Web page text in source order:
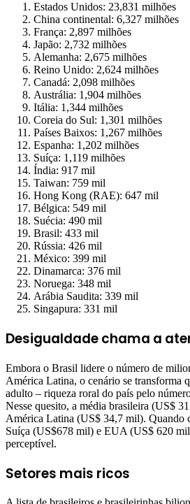
Estados Unidos: 23,831 milhões
China continental: 6,327 milhões
França: 2,897 milhões
Japão: 2,732 milhões
Alemanha: 2,675 milhões
Reino Unido: 2,624 milhões
Canadá: 2,098 milhões
Austrália: 1,904 milhões
Itália: 1,344 milhões
Coreia do Sul: 1,301 milhões
Países Baixos: 1,267 milhões
Espanha: 1,202 milhões
Suíça: 1,119 milhões
Índia: 917 mil
Taiwan: 759 mil
Hong Kong (RAE): 647 mil
Bélgica: 549 mil
Suécia: 490 mil
Brasil: 433 mil
Rússia: 426 mil
México: 399 mil
Dinamarca: 376 mil
Noruega: 348 mil
Arábia Saudita: 339 mil
Singapura: 331 mil
Desigualdade chama a
Embora o Brasil lidere o número de
América Latina, o cenário se transforma
adulto – riqueza roral do país pelo
Nesse quesito, a média brasileira (US$
América Latina (US$ 34,7 mil). Quando
Suíça (US$678 mil) e EUA (US$ 620
perceptível.
Setores mais ricos